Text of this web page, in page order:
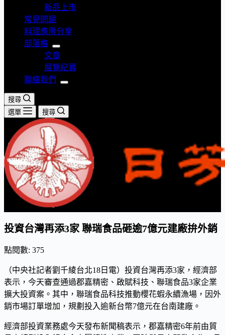
新品上市
常見問題
料理應用分享
部落格
文章
展覽紀實
聯絡我們
搜尋
選單
搜尋
投資台灣再添3家 聯瑞食品砸逾7億元建廠拚外銷
點閱數: 375
（中央社記者劉千綾台北18日電）投資台灣再添3家，經濟部
表示，今天審查通過郡嘉精密、啟賦科技、聯瑞食品3家企業
擴大投資案。其中，聯瑞食品科技推動櫻花蝦永續漁場，因外
銷市場訂單增加，規劃投入逾新台幣7億元在台南建廠。
經濟部投資業務處今天發布新聞稿表示，郡嘉精密6年前由貿